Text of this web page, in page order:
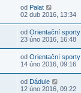
od Palat
02 dub 2016, 13:34
od Orientační sporty
23 úno 2016, 16:48
od Orientační sporty
14 úno 2016, 09:16
od Dádule
12 úno 2016, 09:22